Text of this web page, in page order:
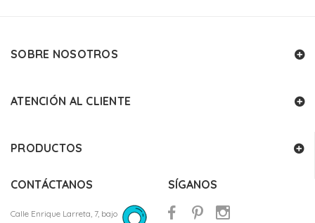
SOBRE NOSOTROS
ATENCIÓN AL CLIENTE
PRODUCTOS
CONTÁCTANOS
Calle Enrique Larreta, 7, bajo
SÍGANOS